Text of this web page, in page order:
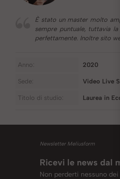
È stato un master molto
sempre puntuale, tuttavia
perfettamente. Inoltre sito
Anno: 2020
Sede: Video Live
Titolo di studio: Laurea in
Newsletter Meliusform
Ricevi le news dal
Non perderti nessuno